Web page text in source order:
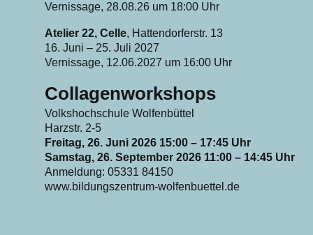
Vernissage, 28.08.26 um 18:00 Uhr
Atelier 22, Celle, Hattendorferstr. 13
16. Juni – 25. Juli 2027
Vernissage, 12.06.2027 um 16:00 Uhr
Collagenworkshops
Volkshochschule Wolfenbüttel
Harzstr. 2-5
Freitag, 26. Juni 2026 15:00 – 17:45 Uhr
Samstag, 26. September 2026 11:00 – 14:45 Uhr
Anmeldung: 05331 84150
www.bildungszentrum-wolfenbuettel.de